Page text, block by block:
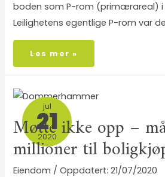
boden som P-rom (primærareal) i
Leilighetens egentlige P-rom var
Les mer »
jul
21
2020
Møtte ikke opp –
millioner til
Eiendom /
21/07/2020